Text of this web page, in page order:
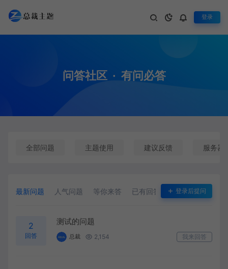
登录
问答社区 · 有问必答
全部问题 主题使用 建议反馈 服务器
最新问题 人气问题 等你来答 已有回答 悬赏问题
登录后提问
2
回答
测试的问题
总裁 2,154 我来回答